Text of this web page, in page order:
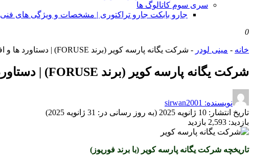
سری سوم کاتالوگ ها
جارو بابکت جارو تراکتوری | مشخصات و ویژگی های فنی
0
خانه - مینی لودر - شرکت یگانه پارسه کویر (برند FORUSE) | دستاورد ها و افتخارات
شرکت یگانه پارسه کویر (برند FORUSE) | دستاورد ها و افتخارات
نویسنده: sirwan2001
تاریخ انتشار: 10 ژانویه 2025 (به روز رسانی در: 31 ژانویه 2025)
بازدید: 2,593 بازدید
تاریخچه شرکت یگانه پارسه کویر (با برند فوریوز)